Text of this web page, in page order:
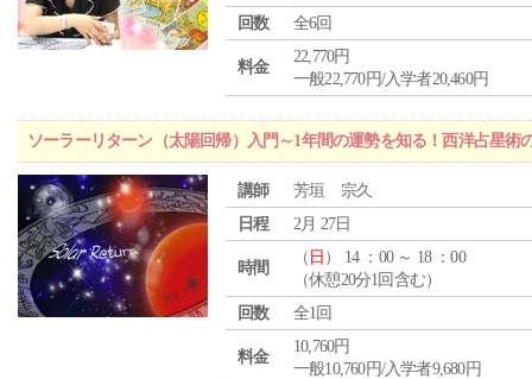
回数
全6回
料金
22,770円
一般22,770円/入学者20,460円
ソーラーリターン（太陽回帰）入門～1年間の運勢を知る！西洋占星術
講師
芳垣 宗久
日程
2月 27日
時間
（ 日 ） 14 ：00 ～ 18 ：00
（休憩20分1回含む）
回数
全1回
料金
10,760円
一般10,760円/入学者9,680円